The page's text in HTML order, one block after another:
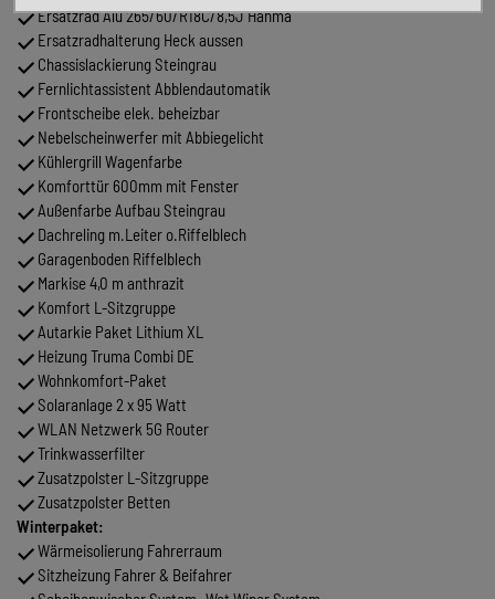
Ersatzrad Alu 265/60/R18C/8,5J Hanma
Ersatzradhalterung Heck aussen
Chassislackierung Steingrau
Fernlichtassistent Abblendautomatik
Frontscheibe elek. beheizbar
Nebelscheinwerfer mit Abbiegelicht
Kühlergrill Wagenfarbe
Komforttür 600mm mit Fenster
Außenfarbe Aufbau Steingrau
Dachreling m.Leiter o.Riffelblech
Garagenboden Riffelblech
Markise 4,0 m anthrazit
Komfort L-Sitzgruppe
Autarkie Paket Lithium XL
Heizung Truma Combi DE
Wohnkomfort-Paket
Solaranlage 2 x 95 Watt
WLAN Netzwerk 5G Router
Trinkwasserfilter
Zusatzpolster L-Sitzgruppe
Zusatzpolster Betten
Winterpaket:
Wärmeisolierung Fahrerraum
Sitzheizung Fahrer & Beifahrer